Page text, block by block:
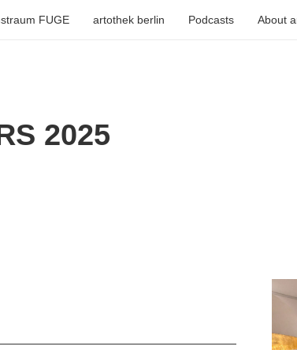
FUGE artothek berlin Podcasts About
2025